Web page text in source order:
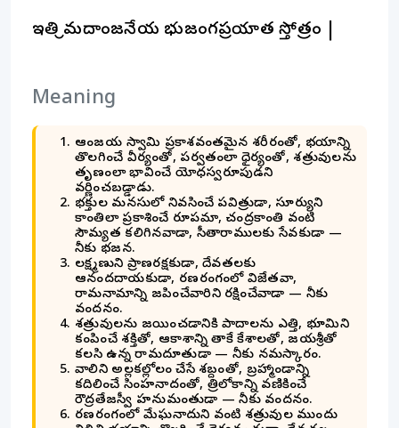
ఇతి శ్రీమదాంజనేయ భుజంగప్రయాత స్తోత్రం |
Meaning
ఆంజనేయ స్వామి ప్రకాశవంతమైన శరీరంతో, భయాన్ని
తొలగించే వీర్యంతో, పర్వతంలా ధైర్యంతో, శత్రువులను
తృణంలా భావించే యోధస్వరూపుడని
వర్ణించబడ్డాడు.
భక్తుల మనసులో నివసించే పవిత్రుడా, సూర్యుని
కాంతిలా ప్రకాశించే రూపమా, చంద్రకాంతి వంటి
సౌమ్యత కలిగినవాడా, సీతారాములకు సేవకుడా —
నీకు భజన.
లక్ష్మణుని ప్రాణరక్షకుడా, దేవతలకు
ఆనందదాయకుడా, రణరంగంలో విజేతవా,
రామనామాన్ని జపించేవారిని రక్షించేవాడా — నీకు
వందనం.
శత్రువులను జయించడానికి పాదాలను ఎత్తి, భూమిని
కంపించే శక్తితో, ఆకాశాన్ని తాకే కేశాలతో, జయశ్రీతో
కలసి ఉన్న రామదూతుడా — నీకు నమస్కారం.
వాలిని అల్లకల్లోలం చేసే శబ్దంతో, బ్రహ్మాండాన్ని
కదిలించే సింహనాదంతో, త్రిలోకాన్ని వణికించే
రౌద్రతేజస్వీ హనుమంతుడా — నీకు వందనం.
రణరంగంలో మేఘనాదుని వంటి శత్రువుల ముందు